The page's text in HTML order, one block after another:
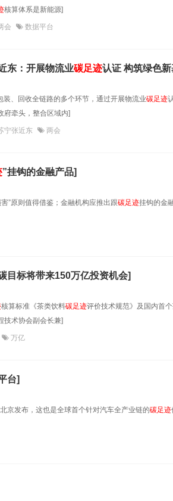
核算体系是新能源]
会 数据平台
东：开展物流业碳足迹认证 构筑绿色新
装、回收全链路的多个环节，通过开展物流业碳足迹
府牵头，整合区域内]
宁张近东 两会
”挂钩的金融产品]
”原则值得借鉴；金融机构应推出跟碳足迹挂钩的金
目标将带来150万亿投资机会]
核算标准《茶类饮料碳足迹评价技术规范》及国内首
技术协会副会长兼]
万亿
台]
京发布，这也是全球首个针对汽车全产业链的碳足迹